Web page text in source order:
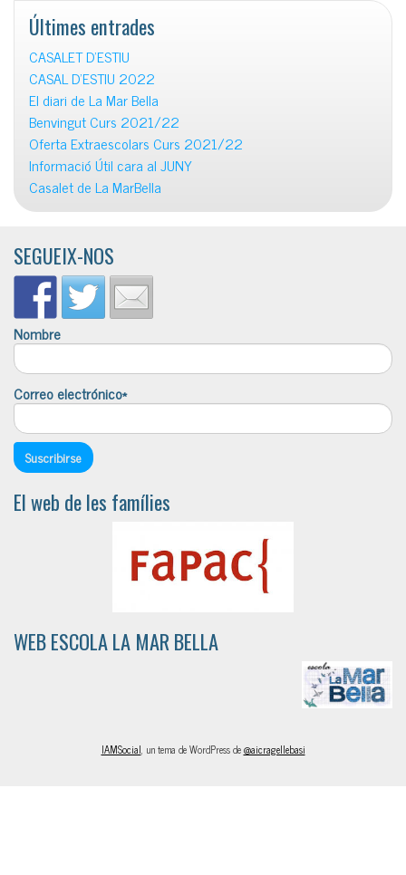
Últimes entrades
CASALET D’ESTIU
CASAL D’ESTIU 2022
El diari de La Mar Bella
Benvingut Curs 2021/22
Oferta Extraescolars Curs 2021/22
Informació Útil cara al JUNY
Casalet de La MarBella
SEGUEIX-NOS
Nombre
Correo electrónico*
El web de les famílies
WEB ESCOLA LA MAR BELLA
IAMSocial, un tema de WordPress de@aicragellebasi